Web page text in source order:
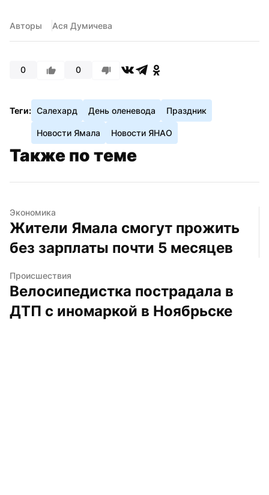
Авторы Ася Думичева
0 0
Теги: Салехард День оленевода Праздник
Новости Ямала Новости ЯНАО
Также по теме
Экономика
Жители Ямала смогут прожить
без зарплаты почти 5 месяцев
Происшествия
Велосипедистка пострадала в
ДТП с иномаркой в Ноябрьске